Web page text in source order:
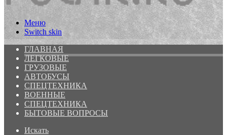
Меню
Switch skin
ГЛАВНАЯ
ЛЕГКОВЫЕ
ГРУЗОВЫЕ
АВТОБУСЫ
СПЕЦТЕХНИКА
ВОЕННЫЕ
СПЕЦТЕХНИКА
БЫТОВЫЕ ВОПРОСЫ
Искать